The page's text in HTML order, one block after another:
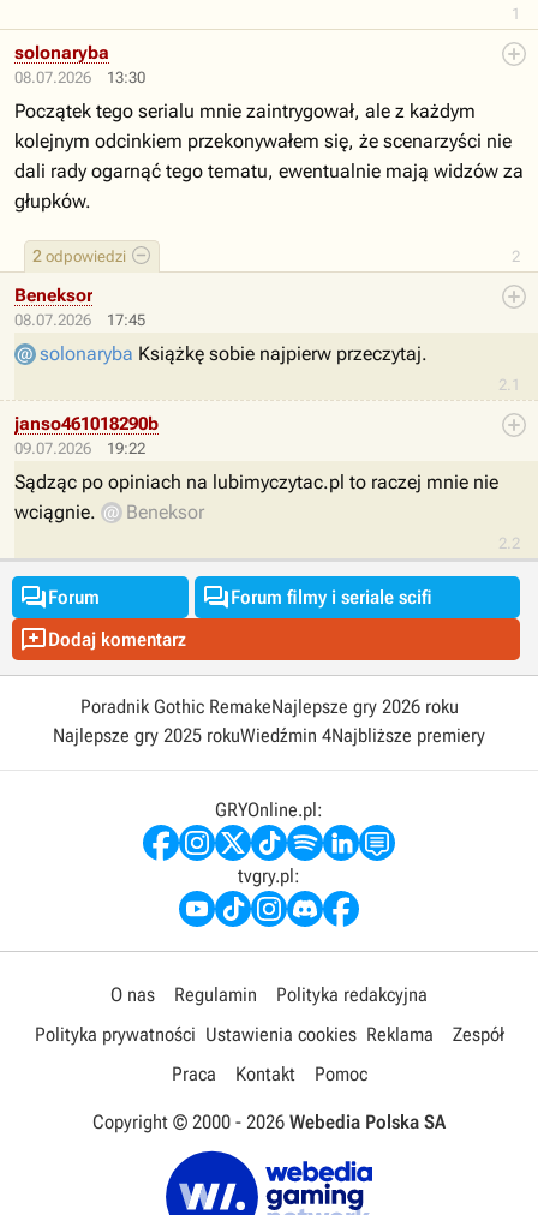
1
08.07.2026 13:30
2
2 odpowiedzi
solonaryba
Początek tego serialu mnie zaintrygował, ale z każdym
kolejnym odcinkiem przekonywałem się, że scenarzyści nie
dali rady ogarnąć tego tematu, ewentualnie mają widzów za
głupków.
08.07.2026 17:45
2.1
Beneksor
solonaryba Książkę sobie najpierw przeczytaj.
09.07.2026 19:22
2.2
janso461018290b
Sądząc po opiniach na lubimyczytac.pl to raczej mnie nie
wciągnie.
Beneksor
Forum Forum filmy i seriale scifi
Dodaj komentarz
Poradnik Gothic RemakeNajlepsze gry 2026 roku
Najlepsze gry 2025 rokuWiedźmin 4Najbliższe premiery
GRYOnline.pl:
tvgry.pl:
O nas Regulamin
Polityka redakcyjna
Polityka prywatności Ustawienia cookies Reklama
Zespół
Praca
Kontakt Pomoc
Copyright © 2000 - 2026 Webedia Polska SA